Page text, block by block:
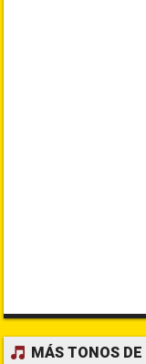
MÁS TONOS DE